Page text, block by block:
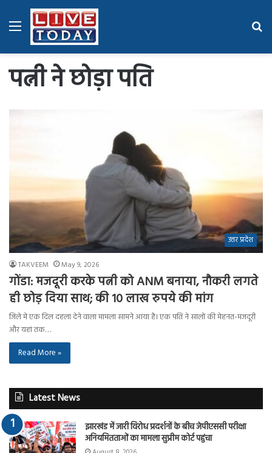
Menu
पत्नी ने छोड़ा पति
उत्तर प्रदेश
TAKVEEM May 9, 2026
गोंडा: मजदूरी करके पत्नी को ANM बनाया, नौकरी लगते
ही छोड़ दिया साथ; की 10 लाख रुपये की मांग
जिले में एक दिल दहला देने वाला मामला सामने आया है। एक पति ने सालों की मेहनत-मजदूरी
और यहां तक…
Read More »
Latest News
झारखंड में जारी विरोध प्रदर्शनों के बीच जेपीएससी परीक्षा
अनियमितताओं का मामला सुप्रीम कोर्ट पहुंचा